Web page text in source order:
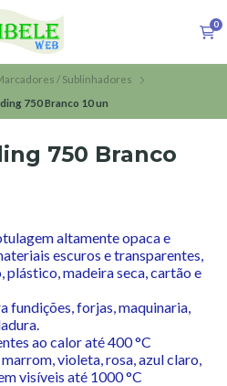
0
/ Sublinhadores
750 Branco 10 un
750 Branco
altamente opaca e
escuros e transparentes,
plástico, madeira seca, cartão e
fundições, forjas, maquinaria,
ao calor até 400 °C
violeta, rosa, azul claro,
visíveis até 1000 °C